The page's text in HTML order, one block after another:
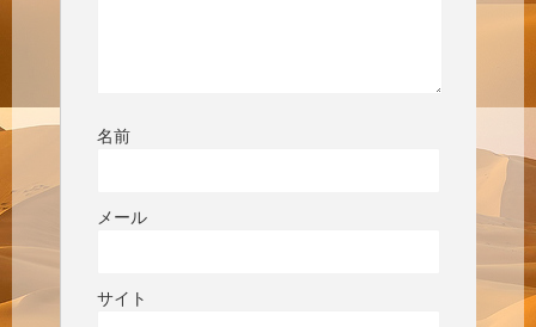
名前
メール
サイト